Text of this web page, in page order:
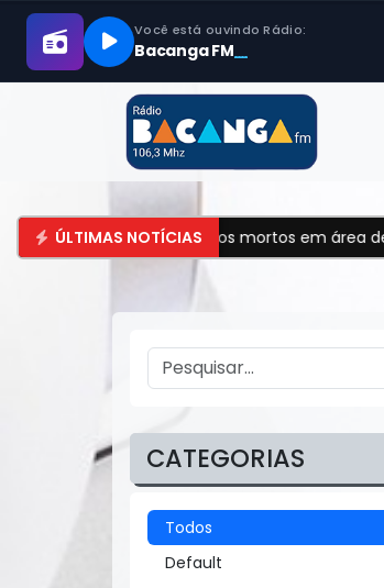
ÚLTIMAS NOTÍCIAS
mortos em área de pesca em Icatu
CATEGORIAS
Todos
Default